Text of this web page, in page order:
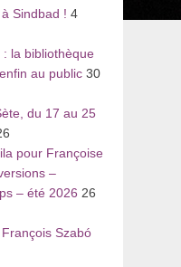
Sindbad ! 4
la bibliothèque
au public 30
du 17 au 25
pour Françoise
–
– été 2026 26
Szabó